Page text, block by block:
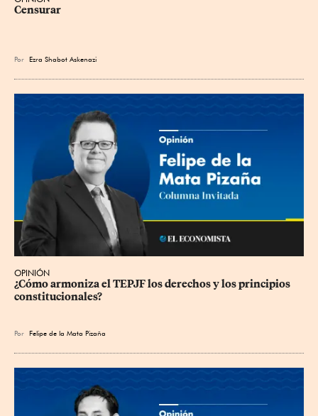
Censurar
Por Ezra Shabot Askenazi
OPINIÓN
¿Cómo armoniza el TEPJF los derechos y los principios
constitucionales?
Por Felipe de la Mata Pizaña